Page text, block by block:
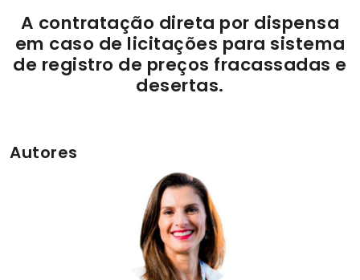
A contratação direta por dispensa
em caso de licitações para sistema
de registro de preços fracassadas e
desertas.
Autores